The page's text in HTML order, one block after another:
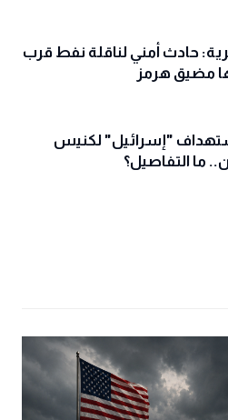
حادث أمني لناقلة نفط قرب
مضيق هرمز
استهداف "إسرائيل" لكنيس
ما التفاصيل؟